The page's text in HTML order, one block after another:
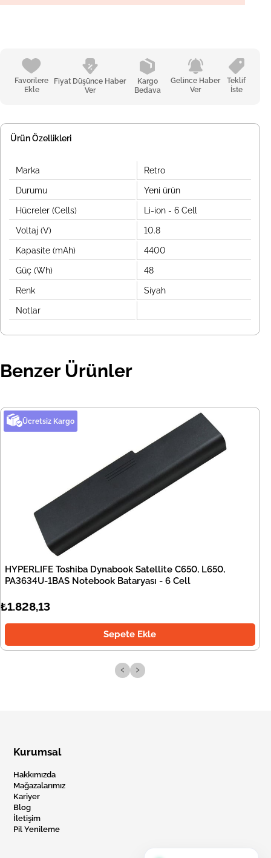
Favorilere
Ekle
Fiyat Düşünce Haber
Ver
Kargo
Bedava
Gelince Haber
Ver
Teklif
İste
Ürün Özellikleri
Marka Retro
Durumu Yeni ürün
Hücreler (Cells) Li-ion - 6 Cell
Voltaj (V) 10.8
Kapasite (mAh) 4400
Güç (Wh) 48
Renk Siyah
Notlar
Benzer Ürünler
Ücretsiz Kargo
HYPERLIFE Toshiba Dynabook Satellite C650, L650,
PA3634U-1BAS Notebook Bataryası - 6 Cell
₺1.828,13
Sepete Ekle
‹ ›
Kurumsal
Hakkımızda
Mağazalarımız
Kariyer
Blog
İletişim
Pil Yenileme